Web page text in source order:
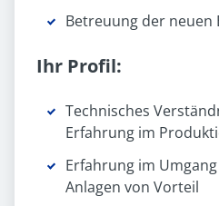
Betreuung der neuen
Ihr Profil:
Technisches
Erfahrung im
Erfahrung im
Anlagen von Vorteil